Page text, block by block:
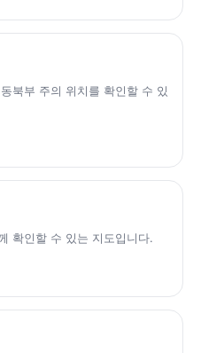
북부 주의 위치를 확인할 수 있
확인할 수 있는 지도입니다.